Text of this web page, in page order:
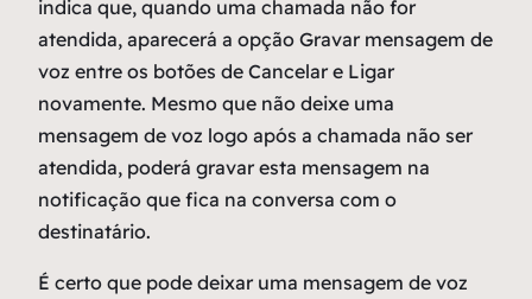
indica que, quando uma chamada não for
atendida, aparecerá a opção Gravar mensagem de
voz entre os botões de Cancelar e Ligar
novamente. Mesmo que não deixe uma
mensagem de voz logo após a chamada não ser
atendida, poderá gravar esta mensagem na
notificação que fica na conversa com o
destinatário.
É certo que pode deixar uma mensagem de voz